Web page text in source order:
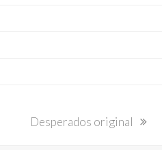
next
Desperados original